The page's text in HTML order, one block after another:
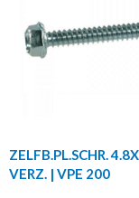
ZELFB.PL.SCHR.
VERZ. | VPE 200